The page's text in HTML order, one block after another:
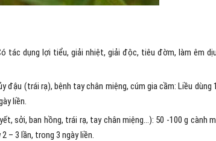
tác dụng lợi tiểu, giải nhiệt, giải độc, tiêu đờm, làm êm
(trái rạ), bệnh tay chân miệng, cúm gia cầm: Liều dùng
liền.
sởi, ban hồng, trái rạ, tay chân miệng…): 50 -100 g cành
– 3 lần, trong 3 ngày liền.